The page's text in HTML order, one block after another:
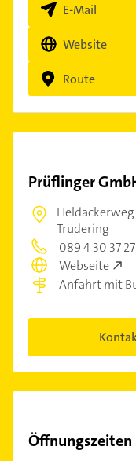
E-Mail
Website
Route
Prüflinger
Heldackerweg
Trudering
089 4 30 37 27
Webseite
Anfahrt mit
Öffnungszeiten